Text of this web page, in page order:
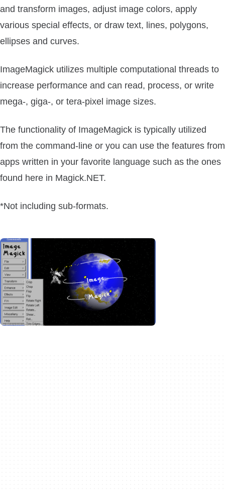
and transform images, adjust image colors, apply
various special effects, or draw text, lines, polygons,
ellipses and curves.
ImageMagick utilizes multiple computational threads to
increase performance and can read, process, or write
mega-, giga-, or tera-pixel image sizes.
The functionality of ImageMagick is typically utilized
from the command-line or you can use the features from
apps written in your favorite language such as the ones
found here in Magick.NET.
*Not including sub-formats.